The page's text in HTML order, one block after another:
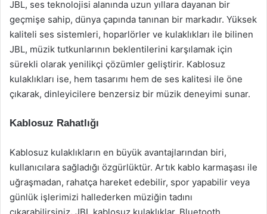
JBL, ses teknolojisi alanında uzun yıllara dayanan bir
geçmişe sahip, dünya çapında tanınan bir markadır. Yüksek
kaliteli ses sistemleri, hoparlörler ve kulaklıkları ile bilinen
JBL, müzik tutkunlarının beklentilerini karşılamak için
sürekli olarak yenilikçi çözümler geliştirir. Kablosuz
kulaklıkları ise, hem tasarımı hem de ses kalitesi ile öne
çıkarak, dinleyicilere benzersiz bir müzik deneyimi sunar.
Kablosuz Rahatlığı
Kablosuz kulaklıkların en büyük avantajlarından biri,
kullanıcılara sağladığı özgürlüktür. Artık kablo karmaşası ile
uğraşmadan, rahatça hareket edebilir, spor yapabilir veya
günlük işlerimizi hallederken müziğin tadını